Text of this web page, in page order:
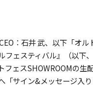
：石井 武、以下「オ
ェスティバル』（以下
ェスSHOWROOMの生
サイン&メッセージ入